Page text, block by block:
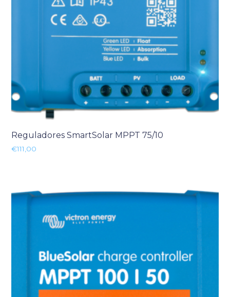
Reguladores SmartSolar MPPT 75/10
€111,00